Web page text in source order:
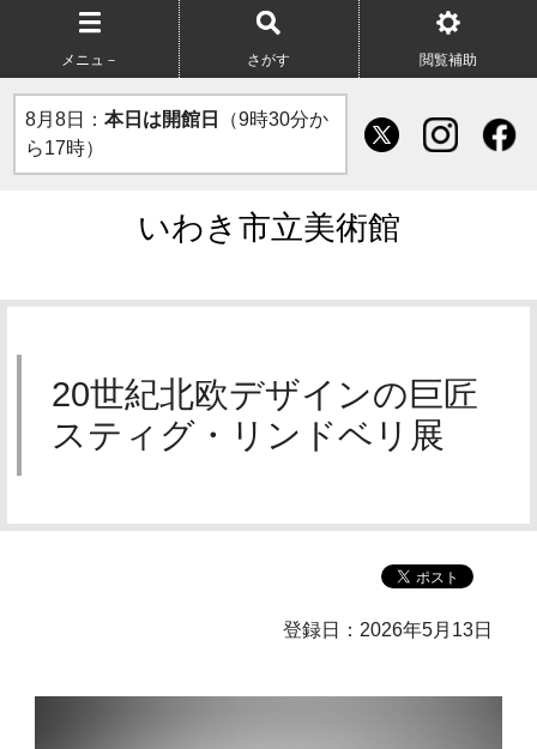
メニュ－ さがす 閲覧補助
8月8日： 本日は開館日
（9時30分か
ら17時）
いわき市立美術館
20世紀北欧デザインの巨匠
スティグ・リンドベリ展
登録日：2026年5月13日